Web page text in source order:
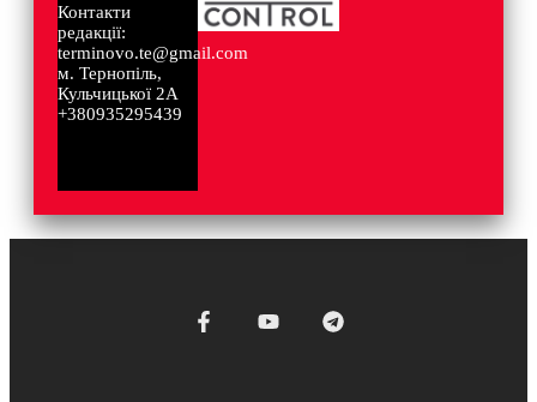
Контакти
редакції:
terminovo.te@gmail.com
м. Тернопіль,
Кульчицької 2А
+380935295439